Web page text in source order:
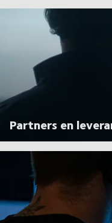
Partners en